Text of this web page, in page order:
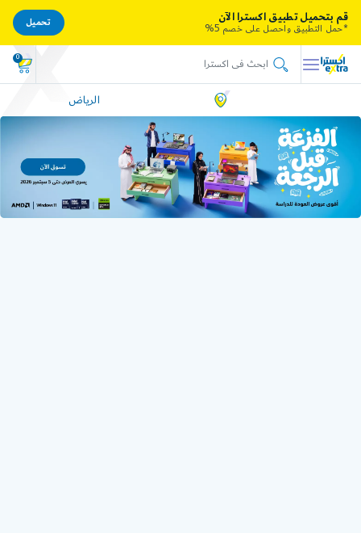
0
الرياض
قم بتحميل تطبيق اكسترا الآن
*حمل التطبيق واحصل على خصم 5%
تحميل